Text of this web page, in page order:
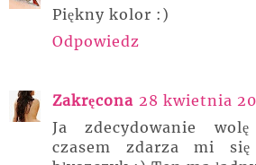
Piękny kolor :)
Odpowiedz
Zakręcona 28 kwietnia
Ja zdecydowanie
czasem zdarza mi